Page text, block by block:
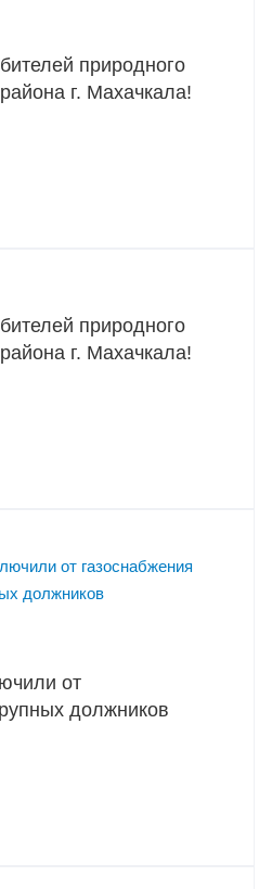
природного
г. Махачкала!
природного
г. Махачкала!
от
должников